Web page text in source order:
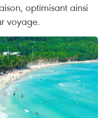
optimisant ainsi
voyage.